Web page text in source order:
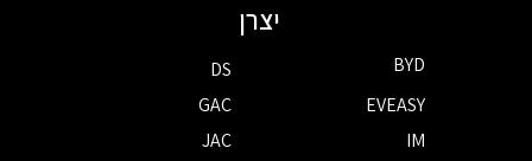
יצרן
BYD
DS
EVEASY
GAC
IM
JAC